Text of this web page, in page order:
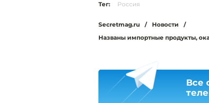
Тег: Россия
Secretmag.ru / Новости
/
Названы импортные продукты,
Все